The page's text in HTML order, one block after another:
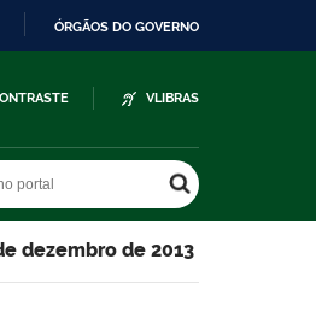
ÓRGÃOS DO GOVERNO
VLIBRAS
dezembro de 2013